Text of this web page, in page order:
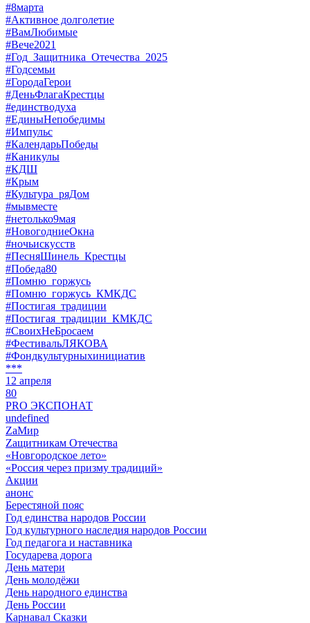
#8марта
#Активное долголетие
#ВамЛюбимые
#Вече2021
#Год_Защитника_Отечества_2025
#Годсемьи
#ГородаГерои
#ДеньФлагаКрестцы
#единстводуха
#ЕдиныНепобедимы
#Импульс
#КалендарьПобеды
#Каникулы
#КДШ
#Крым
#Культура_ряДом
#мывместе
#нетолько9мая
#НовогодниеОкна
#ночьискусств
#ПесняШинель_Крестцы
#Победа80
#Помню_горжусь
#Помню_горжусь_КМКДС
#Постигая_традиции
#Постигая_традиции_КМКДС
#СвоихНеБросаем
#ФестивальЛЯКОВА
#Фондкультурныхинициатив
***
12 апреля
80
PRO ЭКСПОНАТ
undefined
ZaМир
Zащитникам Отечества
«Новгородское лето»
«Россия через призму традиций»
Акции
анонс
Берестяной пояс
Год единства народов России
Год культурного наследия народов России
Год педагога и наставника
Государева дорога
День матери
День молодёжи
День народного единства
День России
Карнавал Сказки